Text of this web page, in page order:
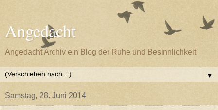
Angedacht
Angedacht Archiv ein Blog der Ruhe und Besinnlichkeit
▼
Samstag, 28. Juni 2014